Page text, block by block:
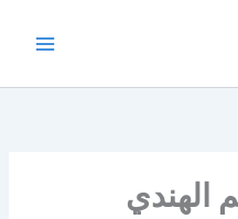
الهندي